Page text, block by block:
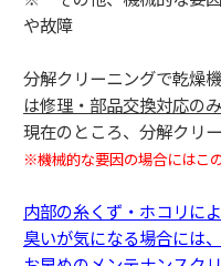
や故障
分解クリーニングで乾燥
は修理・部品交換対応のみ
現在のところ、分解クリ
※機械的な要因の場合にはこ
内部の糸くず・ホコリに
臭いが気になる場合には、